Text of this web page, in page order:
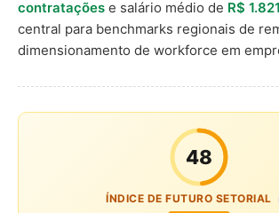
contratações e salário médio de R$ 1.821
central para benchmarks regionais de
dimensionamento de workforce em
48
ÍNDICE DE FUTURO SETORIAL